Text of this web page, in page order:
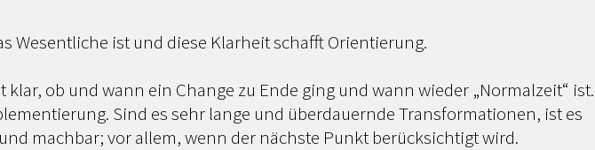
Wesentliche ist und diese Klarheit schafft Orientierung.
ob und wann ein Change zu Ende ging und wann wieder „Normalzeit“ ist.
Sind es sehr lange und überdauernde Transformationen, ist es
machbar; vor allem, wenn der nächste Punkt berücksichtigt wird.